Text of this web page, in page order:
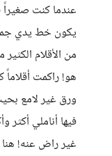
عندما كنت صغيراً
يكون خط يدي
من الأقلام
هو! راكمت
ورق غير لامع
فيها أناملي
غير راض عنه! هنا